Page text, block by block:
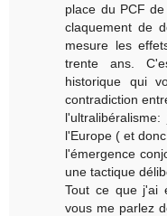
place du PCF
claquement de
mesure les
trente ans.
historique qui
contradiction
l'Europe ( et
l'émergence
une tactique
Tout ce que j'ai
vous me parlez